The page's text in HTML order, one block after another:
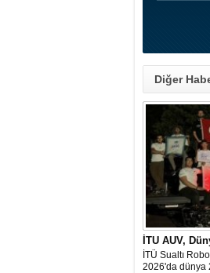
Diğer
İTU AUV,
İTÜ Sualtı
2026'da dünya